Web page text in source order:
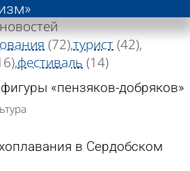
(72)турист(42)
фестиваль (14)
«пензяков-добряков»
в Сердобском